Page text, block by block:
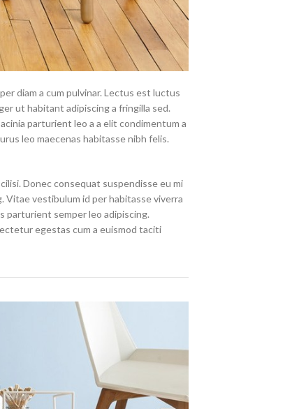
diam a cum pulvinar. Lectus est luctus
ut habitant adipiscing a fringilla sed.
parturient leo a a elit condimentum a
leo maecenas habitasse nibh felis.
Donec consequat suspendisse eu mi
vestibulum id per habitasse viverra
parturient semper leo adipiscing.
egestas cum a euismod taciti